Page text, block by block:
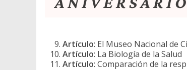
Artículo: El Museo Nacional de
Artículo: La Biología de la Salud
Artículo: Comparación de la